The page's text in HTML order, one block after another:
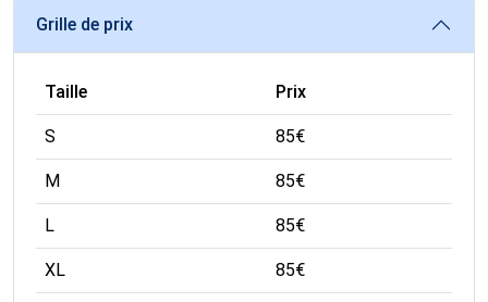
Grille de prix
Taille Prix
S 85€
M 85€
L 85€
XL 85€